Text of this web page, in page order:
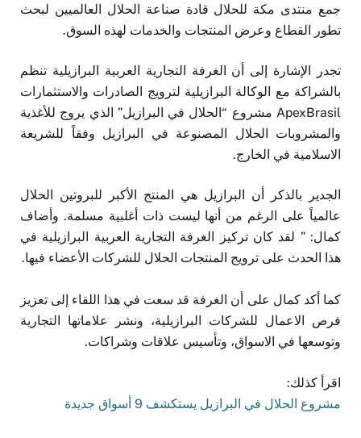
جمع منتدى مكة للحلال قادة صناعة الحلال العالميين لبحث
تطور القطاع وعرض المنتجات والخدمات لهذه السوق.
تجدر الإشارة إلى أن الغرفة التجارية العربية البرازيلية تنظم
بالشراكة مع الوكالة البرازيلية لترويج الصادرات والاستثمارات
ApexBrasil مشروع “الحلال في البرازيل” الذي يروج للأغذية
والمشروبات الحلال المصنوعة في البرازيل وفقاً للشريعة
الاسلامية في الخارج.
الجدير بالذكر أن البرازيل هي المنتج الأكبر للبروتين الحلال
عالمياً على الرغم من أنها ليست ذات أغلبية مسلمة. وأضاف
كمال: ” لقد كان تركيز الغرفة التجارية العربية البرازيلية في
هذا الحدث على ترويج المنتجات الحلال للشركات الأعضاء فيها.
كما أكد كمال على أن الغرفة قد سعت في هذا اللقاء إلى تعزيز
فرص الاعمال للشركات البرازيلية، ونشر علاماتها التجارية
وتوسعها في الاسواق، وتأسيس علاقات وشراكات.
اقرأ كذلك:
مشروع الحلال في البرازيل يستكشف 9 أسواق جديدة